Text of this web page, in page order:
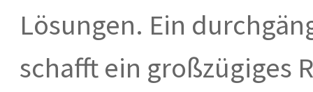
Lösungen. Ein
schafft ein großzügiges